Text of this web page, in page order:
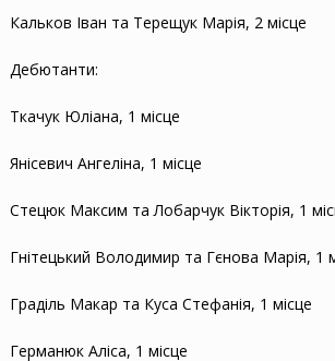
Кальков Іван та Терещук Марія, 2 місце
Дебютанти:
Ткачук Юліана, 1 місце
Янісевич Ангеліна, 1 місце
Стецюк Максим та Лобарчук Вікторія, 1
Гнітецький Володимир та Гєнова Марія, 1
Граділь Макар та Куса Стефанія, 1 місце
Германюк Аліса, 1 місце